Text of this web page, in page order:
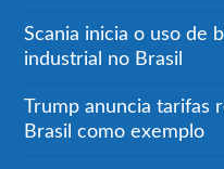
Scania inicia o uso de
industrial no Brasil
Trump anuncia tarifas
Brasil como exemplo